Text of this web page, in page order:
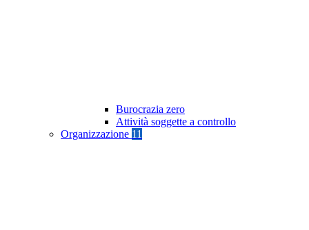
Burocrazia zero
Attività soggette a controllo
Organizzazione 11